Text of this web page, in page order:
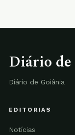
Diário de
Diário de Goiânia
EDITORIAS
Notícias